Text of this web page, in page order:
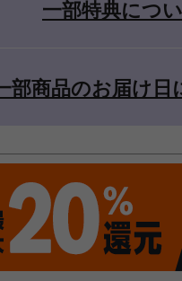
一部特典につ
部商品のお届け日